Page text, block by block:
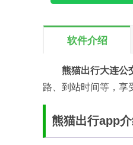
软件介绍
熊猫出行大连公
路、到站时间等，享
熊猫出行app